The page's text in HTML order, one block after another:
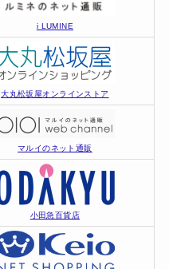
i LUMINE
大丸松坂屋オンラインストア
マルイのネット通販
小田急百貨店